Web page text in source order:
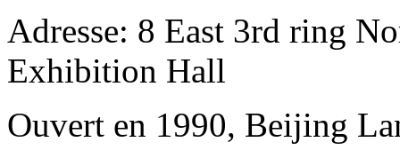
Adresse: 8 East 3rd ring
Exhibition Hall
Ouvert en 1990, Beijing